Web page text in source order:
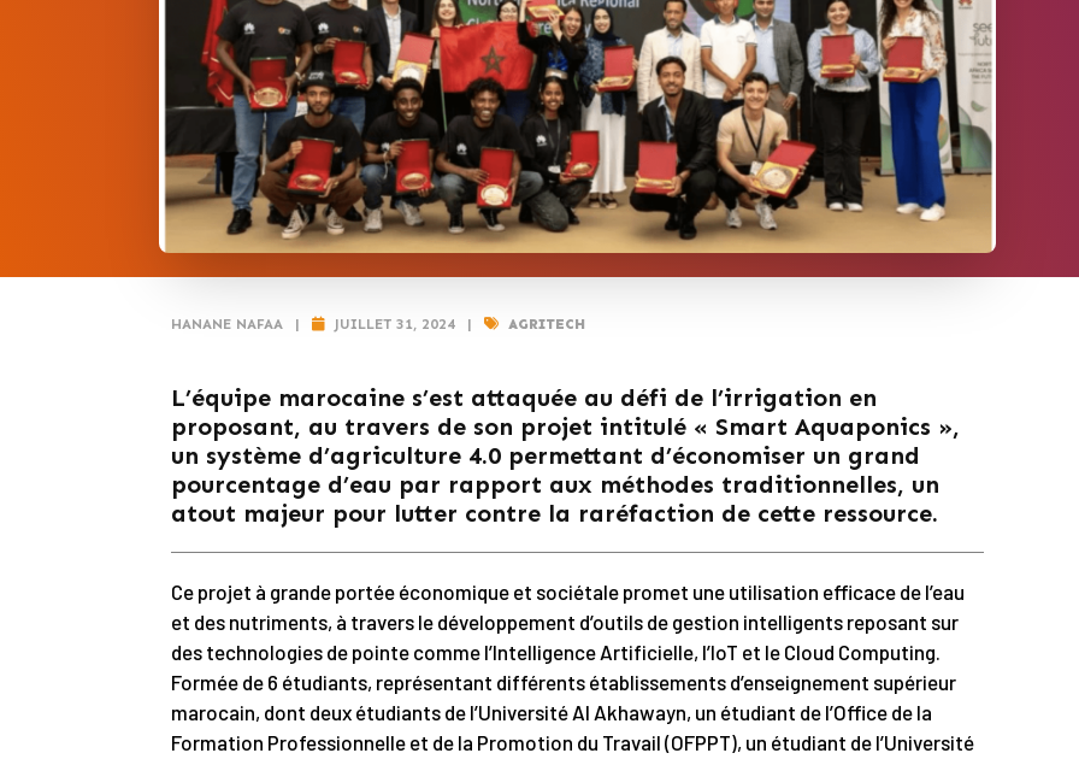
HANANE NAFAA | JUILLET 31, 2024 | AGRITECH
L’équipe marocaine s’est attaquée au défi de l’irrigation en
proposant, au travers de son projet intitulé « Smart Aquaponics »,
un système d’agriculture 4.0 permettant d’économiser un grand
pourcentage d’eau par rapport aux méthodes traditionnelles, un
atout majeur pour lutter contre la raréfaction de cette ressource.
Ce projet à grande portée économique et sociétale promet une utilisation efficace de l’eau
et des nutriments, à travers le développement d’outils de gestion intelligents reposant sur
des technologies de pointe comme l’Intelligence Artificielle, l’IoT et le Cloud Computing.
Formée de 6 étudiants, représentant différents établissements d’enseignement supérieur
marocain, dont deux étudiants de l’Université Al Akhawayn, un étudiant de l’Office de la
Formation Professionnelle et de la Promotion du Travail (OFPPT), un étudiant de l’Université